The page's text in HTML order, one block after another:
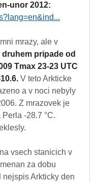
unor 2012:
mrazy, ale v
pripade od
Tmax 23-23 UTC
V teto Arkticke
a v noci nebyly
Z mrazovek je
-28.7 °C.
vsech stanicich v
za dobu
Arkticky den